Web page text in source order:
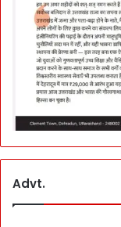
Advt.